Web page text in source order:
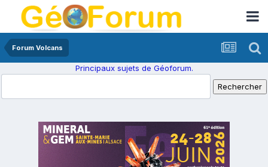
Forum Volcans
Principaux sujets de Géoforum.